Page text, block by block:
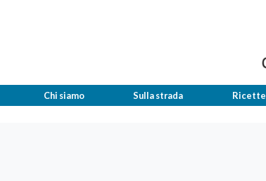
Chi siamo Sulla strada Ricette